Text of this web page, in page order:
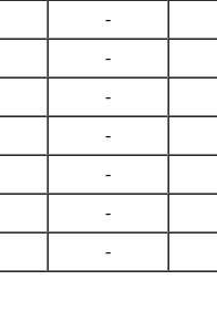
-
-
-
-
-
-
-